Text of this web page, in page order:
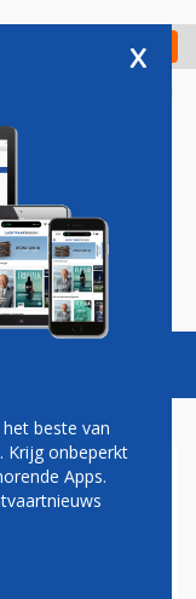
Check in
Vacatures
x
beste van
Krijg onbeperkt
Apps.